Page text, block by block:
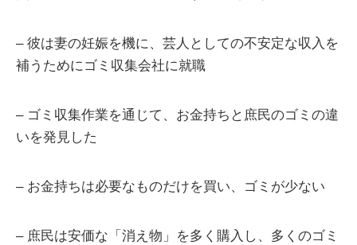
– 彼は妻の妊娠を機に、芸人としての不安定な収入を
補うためにゴミ収集会社に就職
– ゴミ収集作業を通じて、お金持ちと庶民のゴミの違
いを発見した
– お金持ちは必要なものだけを買い、ゴミが少ない
– 庶民は安価な「消え物」を多く購入し、多くのゴミ